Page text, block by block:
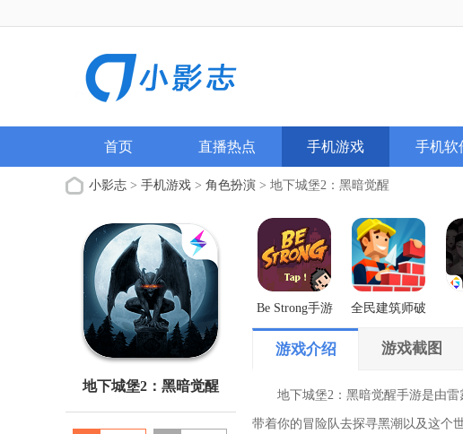
首页 直播热点 手机游戏 手机软
小影志 > 手机游戏 > 角色扮演 > 地下城堡2：黑暗觉醒
地下城堡2：黑暗觉醒
Be Strong手游
全民建筑师破
游戏介绍 游戏截图
地下城堡2：黑暗觉醒手游是由雷
带着你的冒险队去探寻黑潮以及这个